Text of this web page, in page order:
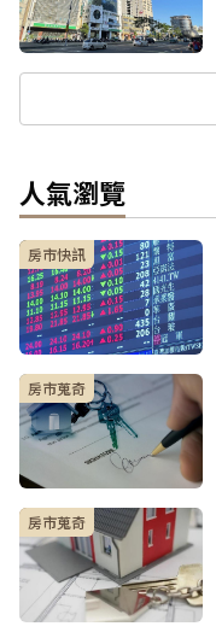
人氣瀏覽
房市快訊
房市蒐奇
房市蒐奇